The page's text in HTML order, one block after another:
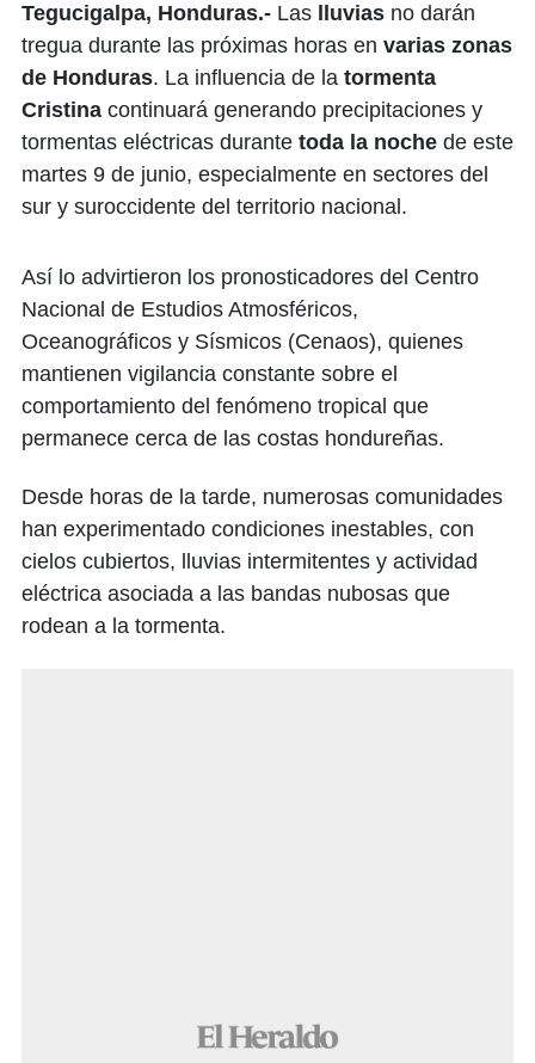
Tegucigalpa, Honduras.- Las lluvias no darán
tregua durante las próximas horas en varias zonas
de Honduras. La influencia de la tormenta
Cristina continuará generando precipitaciones y
tormentas eléctricas durante toda la noche de este
martes 9 de junio, especialmente en sectores del
sur y suroccidente del territorio nacional.
Así lo advirtieron los pronosticadores del Centro
Nacional de Estudios Atmosféricos,
Oceanográficos y Sísmicos (Cenaos), quienes
mantienen vigilancia constante sobre el
comportamiento del fenómeno tropical que
permanece cerca de las costas hondureñas.
Desde horas de la tarde, numerosas comunidades
han experimentado condiciones inestables, con
cielos cubiertos, lluvias intermitentes y actividad
eléctrica asociada a las bandas nubosas que
rodean a la tormenta.